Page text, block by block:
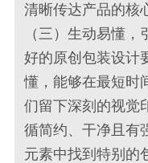
清晰传达产品的核
（三）生动易懂，
好的原创包装设计
懂，能够在最短时
们留下深刻的视觉
循简约、干净且有
元素中找到特别的